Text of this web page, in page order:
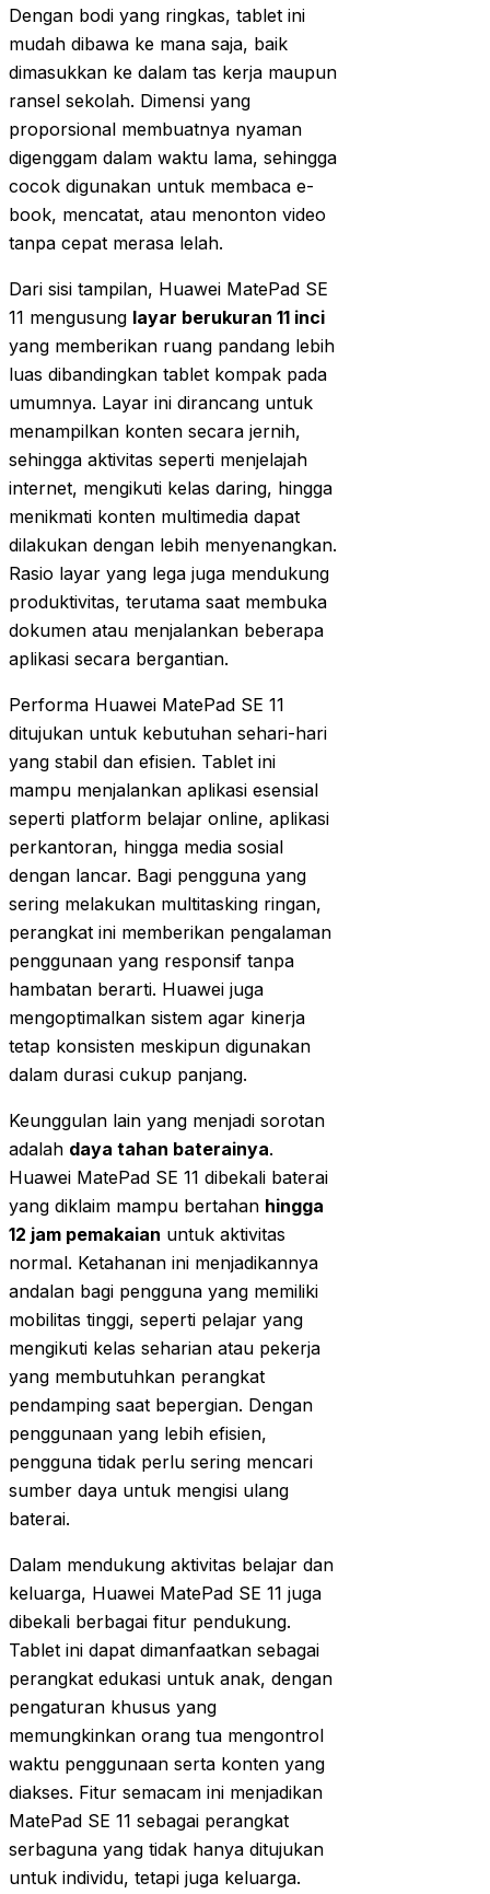
Dengan bodi yang ringkas, tablet ini
mudah dibawa ke mana saja, baik
dimasukkan ke dalam tas kerja maupun
ransel sekolah. Dimensi yang
proporsional membuatnya nyaman
digenggam dalam waktu lama, sehingga
cocok digunakan untuk membaca e-
book, mencatat, atau menonton video
tanpa cepat merasa lelah.
Dari sisi tampilan, Huawei MatePad SE
11 mengusung layar berukuran 11 inci
yang memberikan ruang pandang lebih
luas dibandingkan tablet kompak pada
umumnya. Layar ini dirancang untuk
menampilkan konten secara jernih,
sehingga aktivitas seperti menjelajah
internet, mengikuti kelas daring, hingga
menikmati konten multimedia dapat
dilakukan dengan lebih menyenangkan.
Rasio layar yang lega juga mendukung
produktivitas, terutama saat membuka
dokumen atau menjalankan beberapa
aplikasi secara bergantian.
Performa Huawei MatePad SE 11
ditujukan untuk kebutuhan sehari-hari
yang stabil dan efisien. Tablet ini
mampu menjalankan aplikasi esensial
seperti platform belajar online, aplikasi
perkantoran, hingga media sosial
dengan lancar. Bagi pengguna yang
sering melakukan multitasking ringan,
perangkat ini memberikan pengalaman
penggunaan yang responsif tanpa
hambatan berarti. Huawei juga
mengoptimalkan sistem agar kinerja
tetap konsisten meskipun digunakan
dalam durasi cukup panjang.
Keunggulan lain yang menjadi sorotan
adalah daya tahan baterainya.
Huawei MatePad SE 11 dibekali baterai
yang diklaim mampu bertahan hingga
12 jam pemakaian untuk aktivitas
normal. Ketahanan ini menjadikannya
andalan bagi pengguna yang memiliki
mobilitas tinggi, seperti pelajar yang
mengikuti kelas seharian atau pekerja
yang membutuhkan perangkat
pendamping saat bepergian. Dengan
penggunaan yang lebih efisien,
pengguna tidak perlu sering mencari
sumber daya untuk mengisi ulang
baterai.
Dalam mendukung aktivitas belajar dan
keluarga, Huawei MatePad SE 11 juga
dibekali berbagai fitur pendukung.
Tablet ini dapat dimanfaatkan sebagai
perangkat edukasi untuk anak, dengan
pengaturan khusus yang
memungkinkan orang tua mengontrol
waktu penggunaan serta konten yang
diakses. Fitur semacam ini menjadikan
MatePad SE 11 sebagai perangkat
serbaguna yang tidak hanya ditujukan
untuk individu, tetapi juga keluarga.